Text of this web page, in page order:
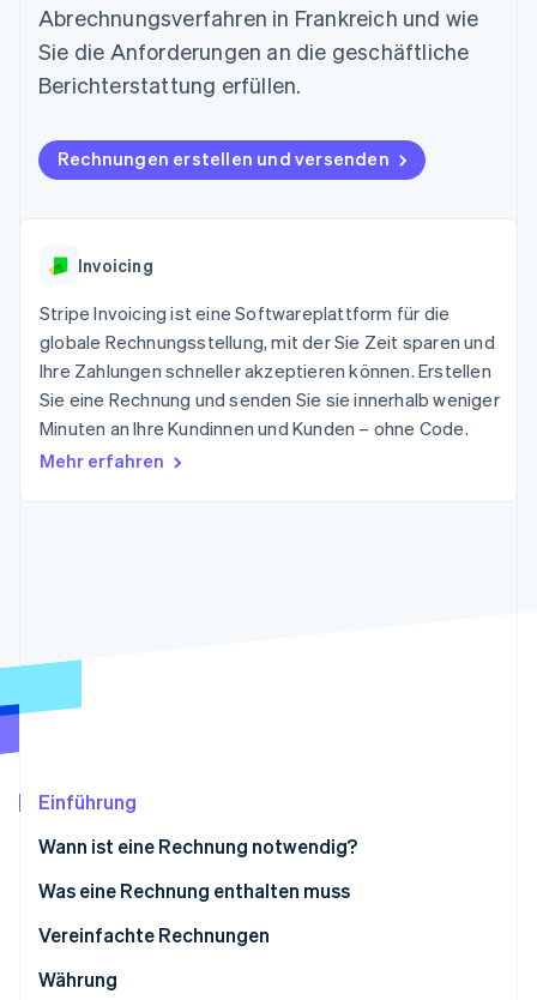
Zugriff auf mehr als
125
Zahlungen vor Ort
Boost
Optimierung der
Autorisierungsraten
Beschleunigter
Financial
Verbundene
Finanzdaten
Datensynchronisierung
Mehr
Product roadmap
CO₂-Entnahme
Stripe-Sessions 2026
Erfahren Sie, wie Stripe Lösungen für die
Jetzt ansehen
Geldmanagement
SaaS
Nach Branche
Versicherungen
Medien und
Unterhaltung
Gemeinnützige
Organisationen
Fachdienstleistungen
Einzelhandel
Marktplatz auf
Abonnementverwaltung
So setzen Sie
Abrechnung um
Stablecoin-gestützte
Ressourcen
App-Integrationen
Entwickler-Blog
Stripe Sessions
Karriere
Newsroom
Abrechnungsverfahren in Frankreich und wie
Sie die Anforderungen an die geschäftliche
Berichterstattung erfüllen.
Rechnungen erstellen und versenden
Invoicing
Stripe Invoicing ist eine Softwareplattform für die
globale Rechnungsstellung, mit der Sie Zeit sparen und
Ihre Zahlungen schneller akzeptieren können. Erstellen
Sie eine Rechnung und senden Sie sie innerhalb weniger
Minuten an Ihre Kundinnen und Kunden – ohne Code.
Mehr erfahren
Einführung
Wann ist eine Rechnung notwendig?
Was eine Rechnung enthalten muss
Vereinfachte Rechnungen
Währung